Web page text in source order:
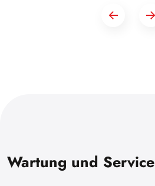
Wartung und Service